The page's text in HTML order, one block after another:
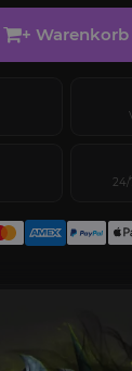
+ Warenkorb